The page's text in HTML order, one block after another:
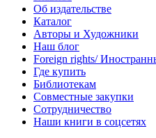
Об издательстве
Каталог
Авторы и Художники
Наш блог
Foreign rights/
Где купить
Библиотекам
Совместные закупки
Сотрудничество
Наши книги в соцсетях